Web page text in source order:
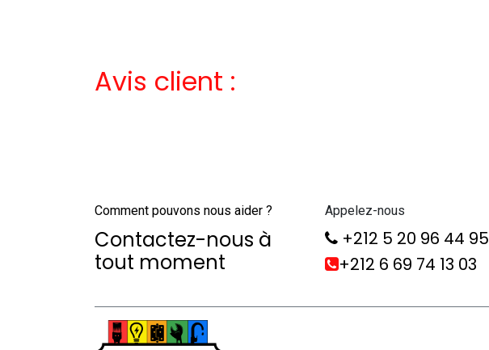
Avis client :
Comment pouvons nous aider ?
Contactez-nous à
tout moment
Appelez-nous
+212 5 20 96 44 95
+212 6 69 74 13 03